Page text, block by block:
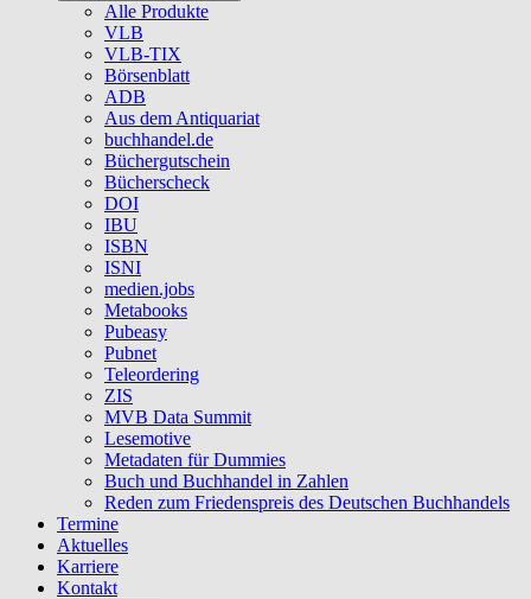
Alle Produkte
VLB
VLB-TIX
Börsenblatt
ADB
Aus dem Antiquariat
buchhandel.de
Büchergutschein
Bücherscheck
DOI
IBU
ISBN
ISNI
medien.jobs
Metabooks
Pubeasy
Pubnet
Teleordering
ZIS
MVB Data Summit
Lesemotive
Metadaten für Dummies
Buch und Buchhandel in Zahlen
Reden zum Friedenspreis des Deutschen Buchhandels
Termine
Aktuelles
Karriere
Kontakt